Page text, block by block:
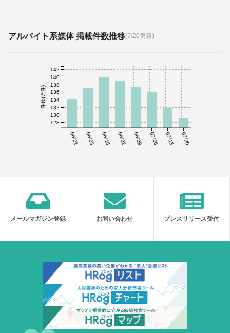
アルバイト系媒体 掲載件数推移(7/20更新)
06/01 06/08 06/15 06/22 06/29 07/06 07/13 07/20
件数(万件)
128
130
132
134
136
138
140
142
メールマガジン登録 お問い合わせ プレスリリース受付